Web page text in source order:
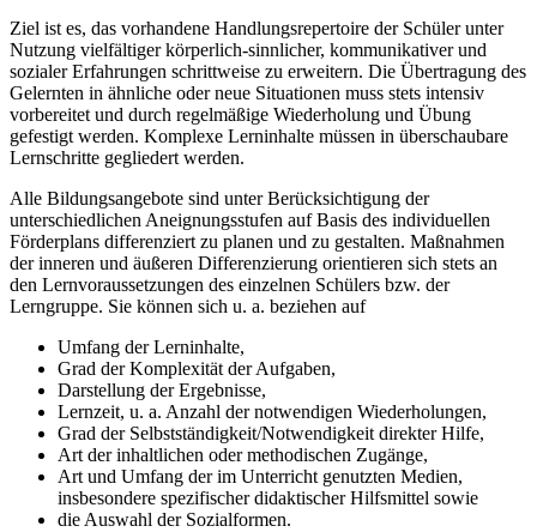
Ziel ist es, das vorhandene Handlungsrepertoire der Schüler unter
Nutzung vielfältiger körperlich-sinnlicher, kommunikativer und
sozialer Erfahrungen schrittweise zu erweitern. Die Übertragung des
Gelernten in ähnliche oder neue Situationen muss stets intensiv
vorbereitet und durch regelmäßige Wiederholung und Übung
gefestigt werden. Komplexe Lerninhalte müssen in überschaubare
Lernschritte gegliedert werden.
Alle Bildungsangebote sind unter Berücksichtigung der
unterschiedlichen Aneignungsstufen auf Basis des individuellen
Förderplans differenziert zu planen und zu gestalten. Maßnahmen
der inneren und äußeren Differenzierung orientieren sich stets an
den Lernvoraussetzungen des einzelnen Schülers bzw. der
Lerngruppe. Sie können sich u. a. beziehen auf
Umfang der Lerninhalte,
Grad der Komplexität der Aufgaben,
Darstellung der Ergebnisse,
Lernzeit, u. a. Anzahl der notwendigen Wiederholungen,
Grad der Selbstständigkeit/Notwendigkeit direkter Hilfe,
Art der inhaltlichen oder methodischen Zugänge,
Art und Umfang der im Unterricht genutzten Medien,
insbesondere spezifischer didaktischer Hilfsmittel sowie
die Auswahl der Sozialformen.